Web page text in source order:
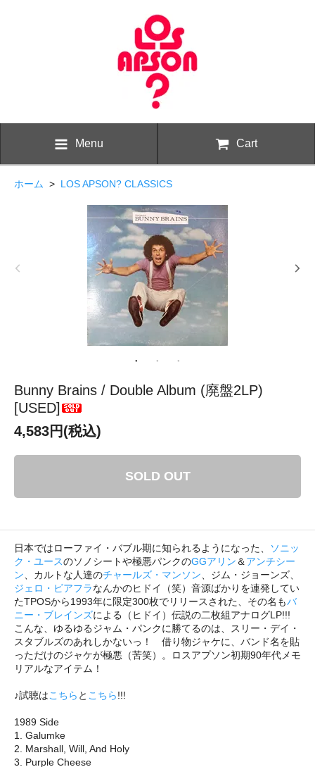
Menu Cart
ホーム > LOS APSON? CLASSICS
Bunny Brains / Double Album (廃盤2LP)
[USED]
4,583円(税込)
SOLD OUT
日本ではローファイ・バブル期に知られるようになった、
ソニッ
ク・ユースのソノシートや極悪パンクのGGアリン ＆ アンチシー
ン 、カルトな人達のチャールズ・マンソン 、ジム・ジョーンズ、
ジェロ・ビアフラなんかのヒドイ（笑）音源ばかりを連発してい
たTPOSから1993年に限定300枚でリリースされた、その名もバ
ニー・ブレインズによる（ヒドイ）伝説の二枚組アナログLP!!!
こんな、ゆるゆるジャム・パンクに勝てるのは、スリー・デイ・
スタブルズのあれしかないっ！ 借り物ジャケに、バンド名を貼
っただけのジャケが極悪（苦笑）。ロスアプソン初期90年代メモ
リアルなアイテム！
♪試聴はこちら と こちら!!!
1989 Side
1. Galumke
2. Marshall, Will, And Holy
3. Purple Cheese